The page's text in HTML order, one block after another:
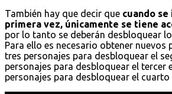
También hay que decir que cuando
primera vez, únicamente se tiene
por lo tanto se deberán desbloquear
Para ello es necesario obtener nuevos
tres personajes para desbloquear el
personajes para desbloquear el tercer
personajes para desbloquear el cuarto